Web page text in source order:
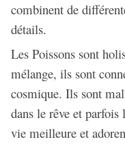
combinent de
détails.
Les Poissons sont
mélange, ils sont
cosmique. Ils sont
dans le rêve et
vie meilleure et